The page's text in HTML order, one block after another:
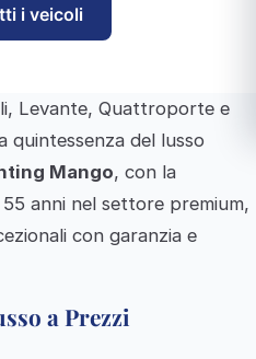
i veicoli
Levante, Quattroporte e
quintessenza del lusso
Mango, con la
anni nel settore premium,
con garanzia e
a Prezzi